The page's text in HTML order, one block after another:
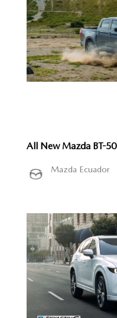
All New Mazda BT-50
Mazda Ecuador